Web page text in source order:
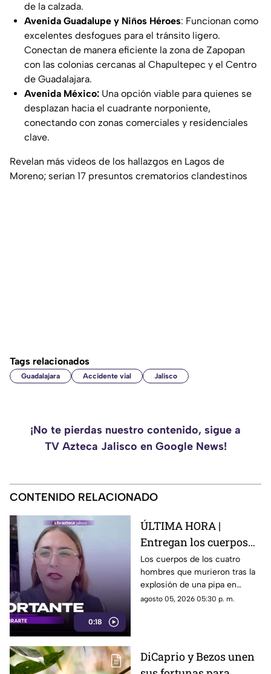
de la calzada.
Avenida Guadalupe y Niños Héroes: Funcionan como
excelentes desfogues para el tránsito ligero.
Conectan de manera eficiente la zona de Zapopan
con las colonias cercanas al Chapultepec y el Centro
de Guadalajara.
Avenida México: Una opción viable para quienes se
desplazan hacia el cuadrante norponiente,
conectando con zonas comerciales y residenciales
clave.
Revelan más videos de los hallazgos en Lagos de
Moreno; serían 17 presuntos crematorios clandestinos
Tags relacionados
Guadalajara Accidente vial Jalisco
¡No te pierdas nuestro contenido, sigue a
TV Azteca Jalisco en Google News!
CONTENIDO RELACIONADO
0:18
ÚLTIMA HORA |
Entregan los cuerpos
de las cuatro víctimas
tras explosión de pipa
en Tlaquepaque
Los cuerpos de los cuatro
hombres que murieron tras la
explosión de una pipa en
Tlaquepaque ya fueron
agosto 05, 2026 05:30 p. m.
DiCaprio y Bezos unen